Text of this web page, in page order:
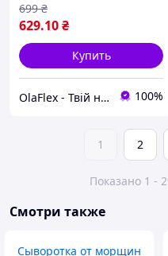
629.10₴
699 ₴
Купить
OlaFlex - Твій надійний партнер в світі краси! 100%
1 2
Показано 1 -
Смотри также
Сыворотка от морщин